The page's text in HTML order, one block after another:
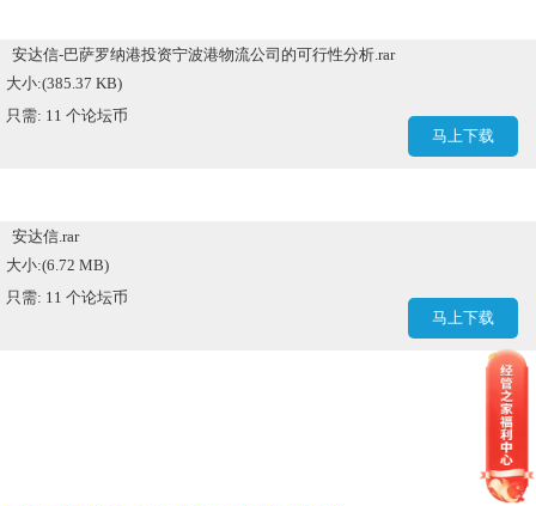
安达信-巴萨罗纳港投资宁波港物流公司的可行性分析.rar
大小:(385.37 KB)
只需: 11 个论坛币
马上下载
安达信.rar
大小:(6.72 MB)
只需: 11 个论坛币
马上下载